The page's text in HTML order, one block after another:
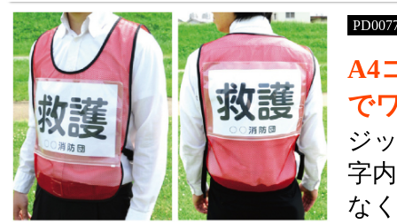
A4
で
ジ
字
な